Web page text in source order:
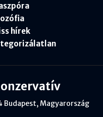
hírek
Budapest, Magyarország